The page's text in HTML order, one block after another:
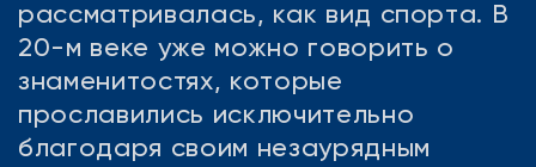
рассматривалась, как вид спорта. В
20-м веке уже можно говорить о
знаменитостях, которые
прославились исключительно
благодаря своим незаурядным